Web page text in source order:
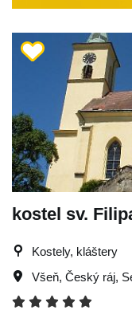
kostel sv.
Kostely, kláštery
Všeň, Český ráj,